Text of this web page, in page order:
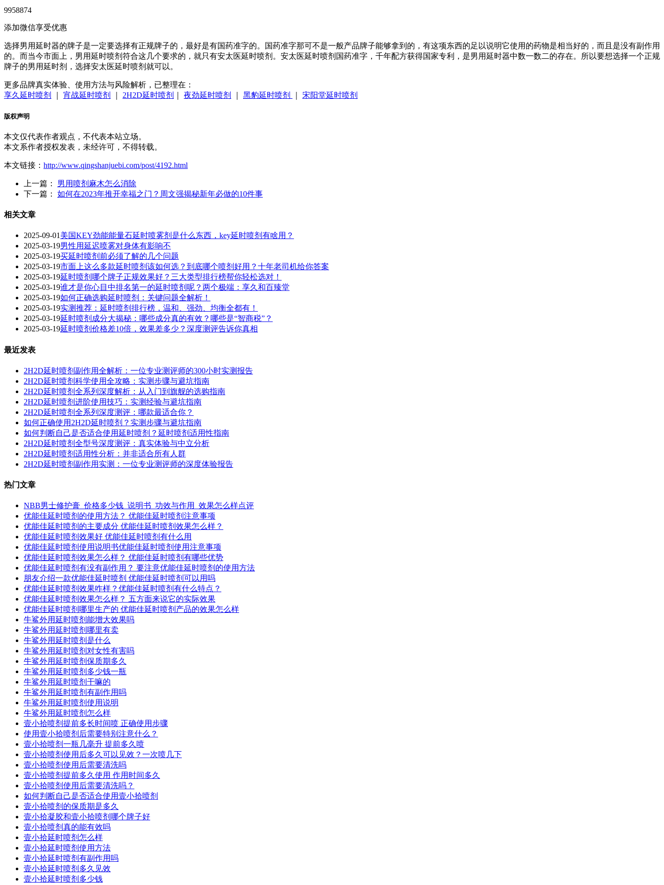
9958874
添加微信享受优惠
选择男用延时器的牌子是一定要选择有正规牌子的，最好是有国药准字的。国药准字那可不是一般产品牌子能够拿到的，有这项东西的足以说明它使用的药物是相当好的，而且是没有副作用
的。而当今市面上，男用延时喷剂符合这几个要求的，就只有安太医延时喷剂。安太医延时喷剂国药准字，千年配方获得国家专利，是男用延时器中数一数二的存在。所以要想选择一个正规
牌子的男用延时剂，选择安太医延时喷剂就可以。
更多品牌真实体验、使用方法与风险解析，已整理在：
享久延时喷剂
宵战延时喷剂 2H2D延时喷剂 夜劲延时喷剂 黑豹延时喷剂 宋阳堂延时喷剂
版权声明
本文仅代表作者观点，不代表本站立场。
本文系作者授权发表，未经许可，不得转载。
本文链接： http://www.qingshanjuebi.com/post/4192.html
上一篇： 男用喷剂麻木怎么消除
下一篇： 如何在2023年推开幸福之门？周文强揭秘新年必做的10件事
相关文章
2025-09-01 美国KEY劲能能量石延时喷雾剂是什么东西，key延时喷剂有啥用？
2025-03-19男性用延迟喷雾对身体有影响不
2025-03-19买延时喷剂前必须了解的几个问题
2025-03-19市面上这么多款延时喷剂该如何选？到底哪个喷剂好用？十年老司机给你答案
2025-03-19延时喷剂哪个牌子正规效果好？三大类型排行榜帮你轻松选对！
2025-03-19谁才是你心目中排名第一的延时喷剂呢？两个极端：享久和百臻堂
2025-03-19如何正确选购延时喷剂：关键问题全解析！
2025-03-19实测推荐：延时喷剂排行榜，温和、强劲、均衡全都有！
2025-03-19延时喷剂成分大揭秘：哪些成分真的有效？哪些是“智商税”？
2025-03-19延时喷剂价格差10倍，效果差多少？深度测评告诉你真相
最近发表
2H2D延时喷剂副作用全解析：一位专业测评师的300小时实测报告
2H2D延时喷剂科学使用全攻略：实测步骤与避坑指南
2H2D延时喷剂全系列深度解析：从入门到旗舰的选购指南
2H2D延时喷剂进阶使用技巧：实测经验与避坑指南
2H2D延时喷剂全系列深度测评：哪款最适合你？
如何正确使用2H2D延时喷剂？实测步骤与避坑指南
如何判断自己是否适合使用延时喷剂？延时喷剂适用性指南
2H2D延时喷剂全型号深度测评：真实体验与中立分析
2H2D延时喷剂适用性分析：并非适合所有人群
2H2D延时喷剂副作用实测：一位专业测评师的深度体验报告
热门文章
NBB男士修护膏_价格多少钱_说明书_功效与作用_效果怎么样点评
优能佳延时喷剂的使用方法？ 优能佳延时喷剂注意事项
优能佳延时喷剂的主要成分 优能佳延时喷剂效果怎么样？
优能佳延时喷剂效果好 优能佳延时喷剂有什么用
优能佳延时喷剂使用说明书优能佳延时喷剂使用注意事项
优能佳延时喷剂效果怎么样？ 优能佳延时喷剂有哪些优势
优能佳延时喷剂有没有副作用？ 要注意优能佳延时喷剂的使用方法
朋友介绍一款优能佳延时喷剂 优能佳延时喷剂可以用吗
优能佳延时喷剂效果咋样？优能佳延时喷剂有什么特点？
优能佳延时喷剂效果怎么样？ 五方面来说它的实际效果
优能佳延时喷剂哪里生产的 优能佳延时喷剂产品的效果怎么样
牛鲨外用延时喷剂能增大效果吗
牛鲨外用延时喷剂哪里有卖
牛鲨外用延时喷剂是什么
牛鲨外用延时喷剂对女性有害吗
牛鲨外用延时喷剂保质期多久
牛鲨外用延时喷剂多少钱一瓶
牛鲨外用延时喷剂干嘛的
牛鲨外用延时喷剂有副作用吗
牛鲨外用延时喷剂使用说明
牛鲨外用延时喷剂怎么样
壹小拾喷剂提前多长时间喷 正确使用步骤
使用壹小拾喷剂后需要特别注意什么？
壹小拾喷剂一瓶几毫升 提前多久喷
壹小拾喷剂使用后多久可以见效？一次喷几下
壹小拾喷剂使用后需要清洗吗
壹小拾喷剂提前多久使用 作用时间多久
壹小拾喷剂使用后需要清洗吗？
如何判断自己是否适合使用壹小拾喷剂
壹小拾喷剂的保质期是多久
壹小拾凝胶和壹小拾喷剂哪个牌子好
壹小拾喷剂真的能有效吗
壹小拾延时喷剂怎么样
壹小拾延时喷剂使用方法
壹小拾延时喷剂有副作用吗
壹小拾延时喷剂多久见效
壹小拾延时喷剂多少钱